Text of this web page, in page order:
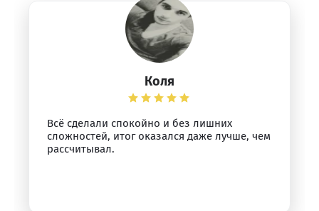
Коля
Всё сделали спокойно и без лишних
сложностей, итог оказался даже лучше, чем
рассчитывал.